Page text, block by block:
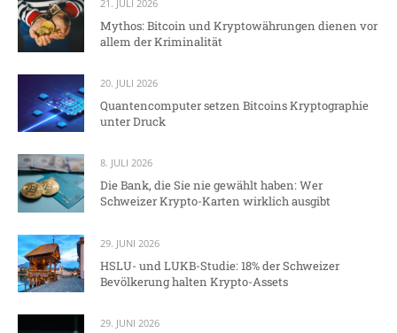
21. JULI 2026
Mythos: Bitcoin und Kryptowährungen dienen vor
allem der Kriminalität
20. JULI 2026
Quantencomputer setzen Bitcoins Kryptographie
unter Druck
8. JULI 2026
Die Bank, die Sie nie gewählt haben: Wer
Schweizer Krypto-Karten wirklich ausgibt
29. JUNI 2026
HSLU- und LUKB-Studie: 18% der Schweizer
Bevölkerung halten Krypto-Assets
29. JUNI 2026